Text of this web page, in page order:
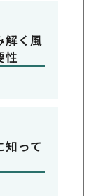
解く風
性
知って